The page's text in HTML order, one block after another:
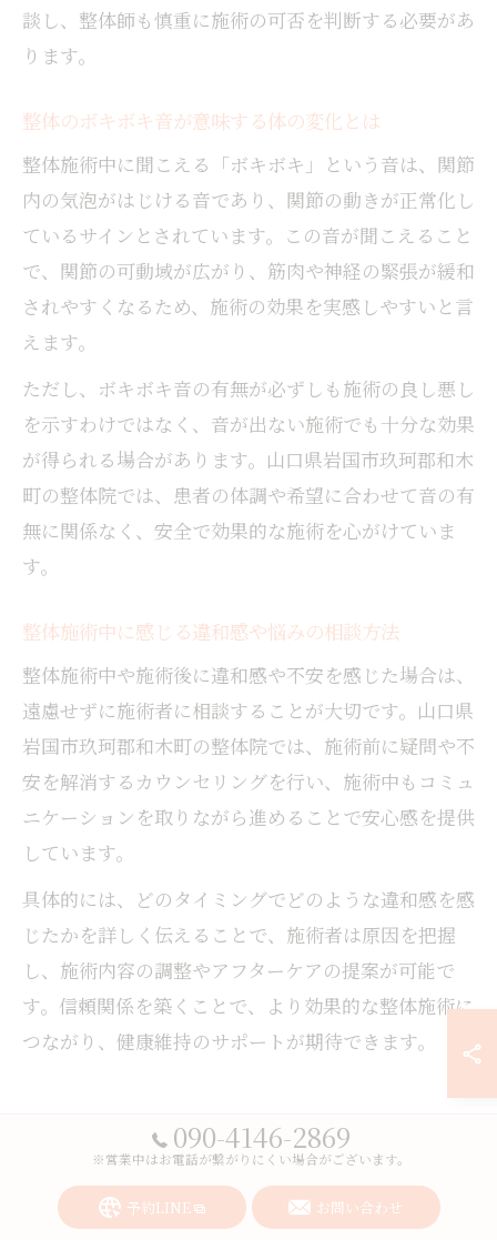
談し、整体師も慎重に施術の可否を判断する必要があ
ります。
整体のボキボキ音が意味する体の変化とは
整体施術中に聞こえる「ボキボキ」という音は、関節
内の気泡がはじける音であり、関節の動きが正常化し
ているサインとされています。この音が聞こえること
で、関節の可動域が広がり、筋肉や神経の緊張が緩和
されやすくなるため、施術の効果を実感しやすいと言
えます。
ただし、ボキボキ音の有無が必ずしも施術の良し悪し
を示すわけではなく、音が出ない施術でも十分な効果
が得られる場合があります。山口県岩国市玖珂郡和木
町の整体院では、患者の体調や希望に合わせて音の有
無に関係なく、安全で効果的な施術を心がけていま
す。
整体施術中に感じる違和感や悩みの相談方法
整体施術中や施術後に違和感や不安を感じた場合は、
遠慮せずに施術者に相談することが大切です。山口県
岩国市玖珂郡和木町の整体院では、施術前に疑問や不
安を解消するカウンセリングを行い、施術中もコミュ
ニケーションを取りながら進めることで安心感を提供
しています。
具体的には、どのタイミングでどのような違和感を感
じたかを詳しく伝えることで、施術者は原因を把握
し、施術内容の調整やアフターケアの提案が可能で
す。信頼関係を築くことで、より効果的な整体施術に
つながり、健康維持のサポートが期待できます。
整体とマッサージの違いを徹底解
090-4146-2869
※営業中はお電話が繋がりにくい場合がございます。
予約LINE お問い合わせ